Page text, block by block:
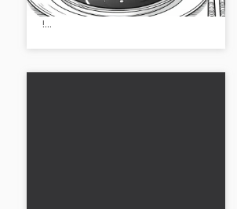
laissez libre cours à votre créativité
!...